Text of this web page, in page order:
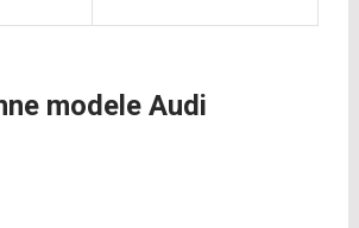
modele Audi